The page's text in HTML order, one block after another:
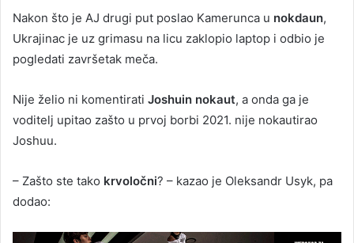
Nakon što je AJ drugi put poslao Kamerunca u nokdaun,
Ukrajinac je uz grimasu na licu zaklopio laptop i odbio je
pogledati završetak meča.
Nije želio ni komentirati Joshuin nokaut, a onda ga je
voditelj upitao zašto u prvoj borbi 2021. nije nokautirao
Joshuu.
– Zašto ste tako krvoločni? – kazao je Oleksandr Usyk, pa
dodao: